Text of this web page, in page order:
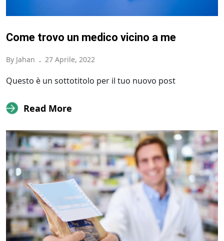
Come trovo un medico vicino a me
By Jahan . 27 Aprile, 2022
Questo è un sottotitolo per il tuo nuovo post
Read More